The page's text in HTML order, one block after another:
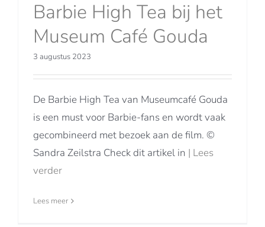
Barbie High Tea bij het
Museum Café Gouda
3 augustus 2023
De Barbie High Tea van Museumcafé Gouda
is een must voor Barbie-fans en wordt vaak
gecombineerd met bezoek aan de film. ©
Sandra Zeilstra Check dit artikel in | Lees
verder
Lees meer